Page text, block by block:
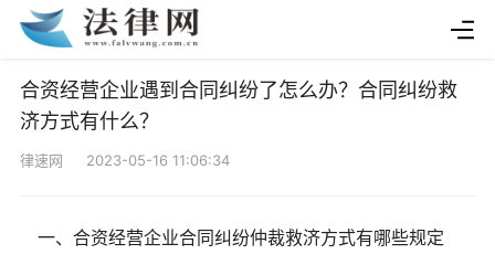
合资经营企业遇到合同纠纷了怎么办？合同纠纷救
济方式有什么？
律速网 2023-05-16 11:06:34
一、合资经营企业合同纠纷仲裁救济方式有哪些规定